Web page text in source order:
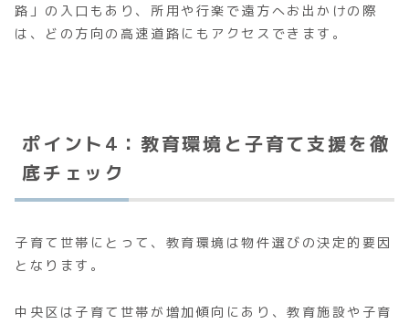
路」の入口もあり、所用や行楽で遠方へお出かけの際
は、どの方向の高速道路にもアクセスできます。
ポイント4：教育環境と子育て支援を徹
底チェック
子育て世帯にとって、教育環境は物件選びの決定的要因
となります。
中央区は子育て世帯が増加傾向にあり、教育施設や子育